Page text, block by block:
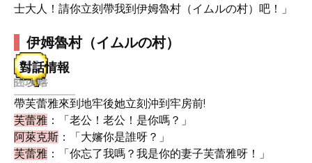
士大人！請你立刻帶我到伊姆魯村（イムルの村）吧！」
伊姆魯村（イムルの村）
對話情報
帶芙蕾雅來到地牢後她立刻沖到牢房前!
芙蕾雅 ：「老公！老公！是你嗎？」
阿萊克斯 ：「大嬸你是誰呀？」
芙蕾雅 ：「你忘了我嗎？我是你的妻子芙蕾雅呀！」